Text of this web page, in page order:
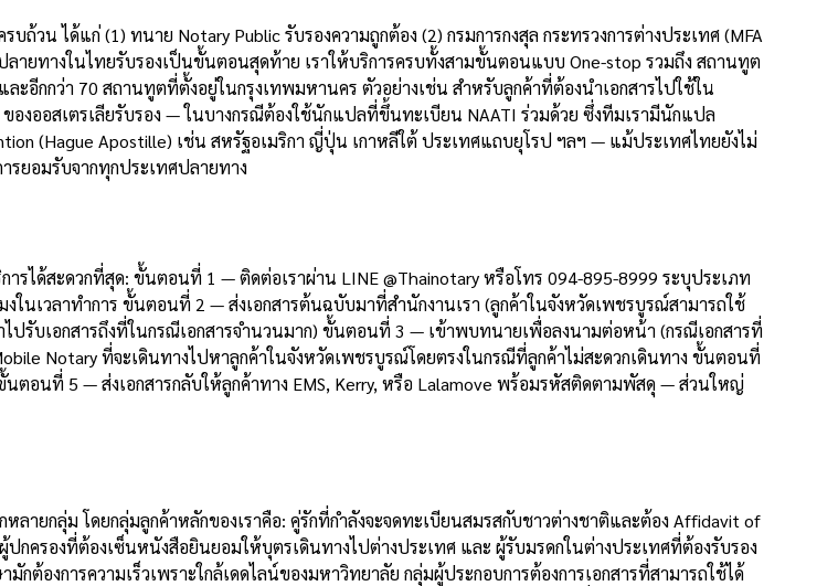
วน ได้แก่ (1) ทนาย Notary Public รับรองความถูกต้อง (2) กรมการกงสุล กระทรวงการต่างประเทศ (MFA
ยทางในไทยรับรองเป็นขั้นตอนสุดท้าย เราให้บริการครบทั้งสามขั้นตอนแบบ One-stop รวมถึง สถานทูต
อีกกว่า 70 สถานทูตที่ตั้งอยู่ในกรุงเทพมหานคร ตัวอย่างเช่น สำหรับลูกค้าที่ต้องนำเอกสารไปใช้ใน
องออสเตรเลียรับรอง — ในบางกรณีต้องใช้นักแปลที่ขึ้นทะเบียน NAATI ร่วมด้วย ซึ่งทีมเรามีนักแปล
(Hague Apostille) เช่น สหรัฐอเมริกา ญี่ปุ่น เกาหลีใต้ ประเทศแถบยุโรป ฯลฯ — แม้ประเทศไทยยังไม่
รยอมรับจากทุกประเทศปลายทาง
ได้สะดวกที่สุด: ขั้นตอนที่ 1 — ติดต่อเราผ่าน LINE @Thainotary หรือโทร 094-895-8999 ระบุประเภท
ในเวลาทำการ ขั้นตอนที่ 2 — ส่งเอกสารต้นฉบับมาที่สำนักงานเรา (ลูกค้าในจังหวัดเพชรบูรณ์สามารถใช้
ไปรับเอกสารถึงที่ในกรณีเอกสารจำนวนมาก) ขั้นตอนที่ 3 — เข้าพบทนายเพื่อลงนามต่อหน้า (กรณีเอกสารที่
Notary ที่จะเดินทางไปหาลูกค้าในจังหวัดเพชรบูรณ์โดยตรงในกรณีที่ลูกค้าไม่สะดวกเดินทาง ขั้นตอนที่
อนที่ 5 — ส่งเอกสารกลับให้ลูกค้าทาง EMS, Kerry, หรือ Lalamove พร้อมรหัสติดตามพัสดุ — ส่วนใหญ่
ายกลุ่ม โดยกลุ่มลูกค้าหลักของเราคือ: คู่รักที่กำลังจะจดทะเบียนสมรสกับชาวต่างชาติและต้อง Affidavit of
รองที่ต้องเซ็นหนังสือยินยอมให้บุตรเดินทางไปต่างประเทศ และ ผู้รับมรดกในต่างประเทศที่ต้องรับรอง
งการความเร็วเพราะใกล้เดดไลน์ของมหาวิทยาลัย กลุ่มผู้ประกอบการต้องการเอกสารที่สามารถใช้ได้